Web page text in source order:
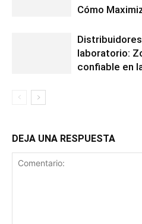
Cómo
laboratorio:
confiable en
DEJA UNA RESPUESTA